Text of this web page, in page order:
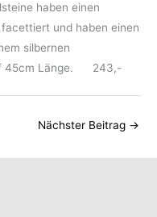
haben einen
und haben einen
silbernen
45cm Länge. 243,-
Nächster Beitrag →